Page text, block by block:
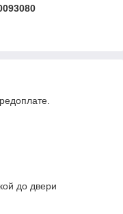
до двери